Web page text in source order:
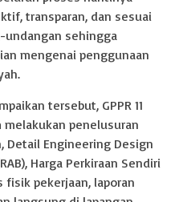
transparan, dan sesuai
sehingga
mengenai penggunaan
tersebut, GPPR 11
penelusuran
Detail Engineering Design
Harga Perkiraan Sendiri
fisik pekerjaan, laporan